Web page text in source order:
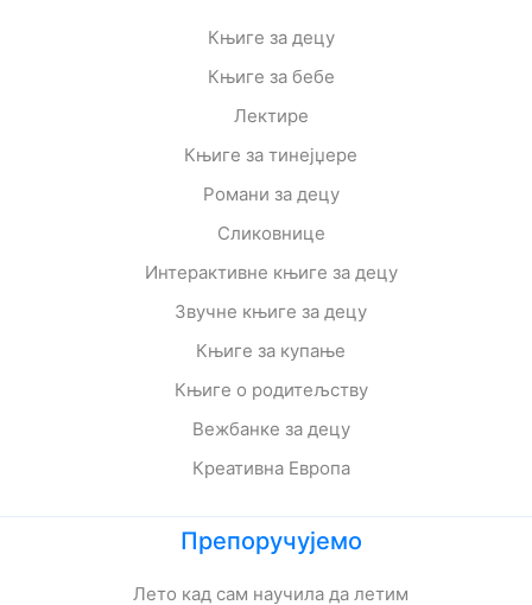
Књиге за децу
Књиге за бебе
Лектире
Књиге за тинејџере
Романи за децу
Сликовнице
Интерактивне књиге за децу
Звучне књиге за децу
Књиге за купање
Књиге о родитељству
Вежбанке за децу
Креативна Европа
Препоручујемо
Лето кад сам научила да летим